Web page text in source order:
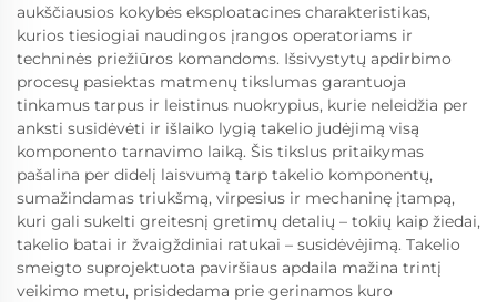
aukščiausios kokybės eksploatacines charakteristikas,
kurios tiesiogiai naudingos įrangos operatoriams ir
techninės priežiūros komandoms. Išsivystytų apdirbimo
procesų pasiektas matmenų tikslumas garantuoja
tinkamus tarpus ir leistinus nuokrypius, kurie neleidžia per
anksti susidėvėti ir išlaiko lygią takelio judėjimą visą
komponento tarnavimo laiką. Šis tikslus pritaikymas
pašalina per didelį laisvumą tarp takelio komponentų,
sumažindamas triukšmą, virpesius ir mechaninę įtampą,
kuri gali sukelti greitesnį gretimų detalių – tokių kaip žiedai,
takelio batai ir žvaigždiniai ratukai – susidėvėjimą. Takelio
smeigto suprojektuota paviršiaus apdaila mažina trintį
veikimo metu, prisidedama prie gerinamos kuro